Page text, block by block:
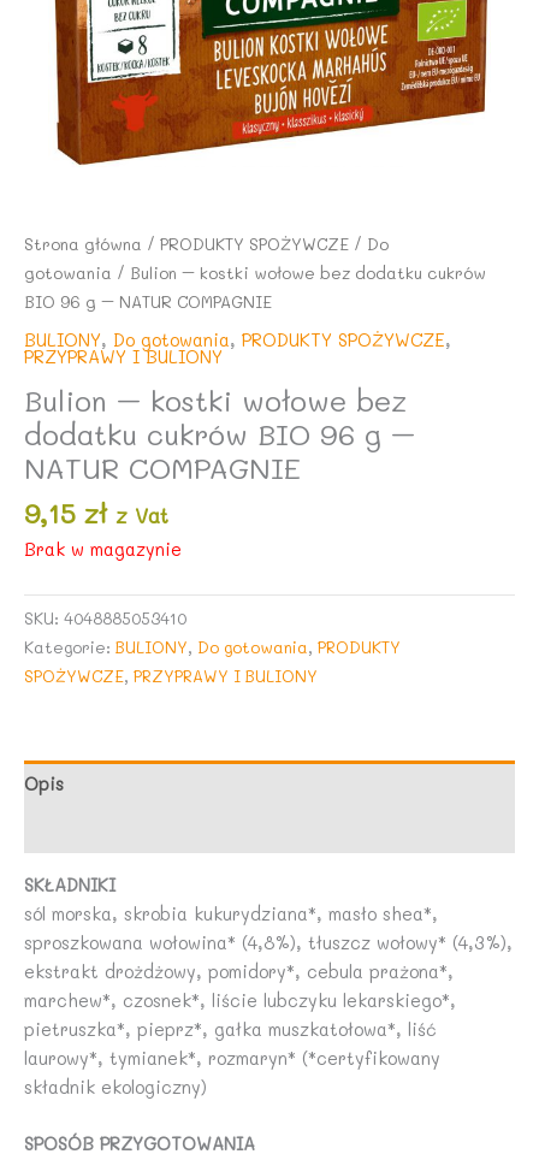
Strona główna / PRODUKTY SPOŻYWCZE / Do
gotowania / Bulion – kostki wołowe bez dodatku cukrów
BIO 96 g – NATUR COMPAGNIE
BULIONY, Do gotowania, PRODUKTY SPOŻYWCZE,
PRZYPRAWY I BULIONY
Bulion – kostki wołowe bez
dodatku cukrów BIO 96 g –
NATUR COMPAGNIE
9,15 zł z Vat
Brak w magazynie
SKU: 4048885053410
Kategorie: BULIONY, Do gotowania, PRODUKTY
SPOŻYWCZE, PRZYPRAWY I BULIONY
Opis
SKŁADNIKI
sól morska, skrobia kukurydziana*, masło shea*,
sproszkowana wołowina* (4,8%), tłuszcz wołowy* (4,3%),
ekstrakt drożdżowy, pomidory*, cebula prażona*,
marchew*, czosnek*, liście lubczyku lekarskiego*,
pietruszka*, pieprz*, gałka muszkatołowa*, liść
laurowy*, tymianek*, rozmaryn* (*certyfikowany
składnik ekologiczny)
SPOSÓB PRZYGOTOWANIA